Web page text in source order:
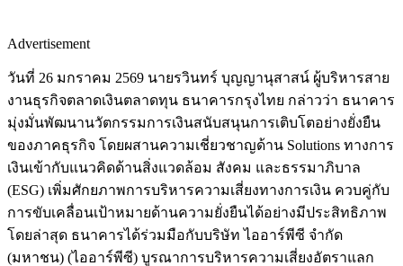
Advertisement
วันที่ 26 มกราคม 2569 ​นายรวินทร์ บุญญานุสาสน์ ผู้บริหารสาย
งานธุรกิจตลาดเงินตลาดทุน ธนาคารกรุงไทย กล่าวว่า ธนาคาร
มุ่งมั่นพัฒนานวัตกรรมการเงินสนับสนุนการเติบโตอย่างยั่งยืน
ของภาคธุรกิจ โดยผสานความเชี่ยวชาญด้าน Solutions ทางการ
เงินเข้ากับแนวคิดด้านสิ่งแวดล้อม สังคม และธรรมาภิบาล
(ESG) เพิ่มศักยภาพการบริหารความเสี่ยงทางการเงิน ควบคู่กับ
การขับเคลื่อนเป้าหมายด้านความยั่งยืนได้อย่างมีประสิทธิภาพ
โดยล่าสุด ธนาคารได้ร่วมมือกับบริษัท ไออาร์พีซี จำกัด
(มหาชน) (ไออาร์พีซี) บูรณาการบริหารความเสี่ยงอัตราแลก